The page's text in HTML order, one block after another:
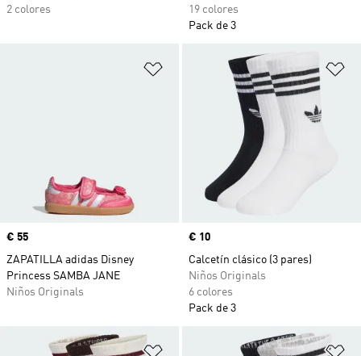
2 colores
19 colores
Pack de 3
Añadir a la lista de deseos
Precio
€ 55
ZAPATILLA adidas Disney
Princess SAMBA JANE
Niños Originals
Precio
€ 10
Calcetín clásico (3 pares)
Niños Originals
6 colores
Pack de 3
Añadir a la lista de deseos